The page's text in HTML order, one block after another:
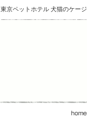
東京ペットホテル 犬猫のケー